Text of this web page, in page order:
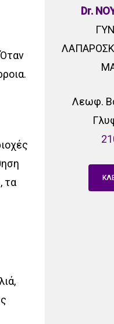
τα
Dr.
Λεωφ.